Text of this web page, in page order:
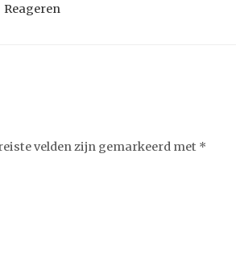
Reageren
velden zijn gemarkeerd met *